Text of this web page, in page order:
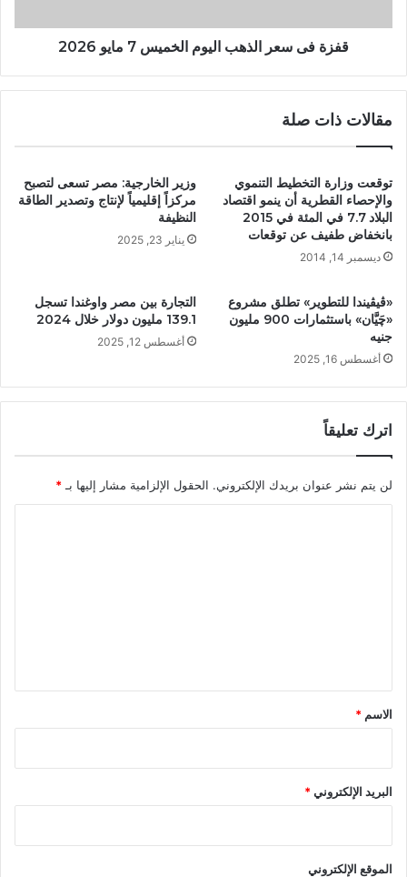
قفزة فى سعر الذهب اليوم الخميس 7 مايو 2026
مقالات ذات صلة
توقعت وزارة التخطيط التنموي
والإحصاء القطرية أن ينمو اقتصاد
البلاد 7.7 في المئة في 2015
بانخفاض طفيف عن توقعات
ديسمبر 14, 2014
وزير الخارجية: مصر تسعى لتصبح
مركزاً إقليمياً لإنتاج وتصدير الطاقة
النظيفة
يناير 23, 2025
«ڤيڤيندا للتطوير» تطلق مشروع
«چَيَّان» باستثمارات 900 مليون
جنيه
أغسطس 16, 2025
التجارة بين مصر واوغندا تسجل
139.1 مليون دولار خلال 2024
أغسطس 12, 2025
اترك تعليقاً
لن يتم نشر عنوان بريدك الإلكتروني. الحقول الإلزامية مشار إليها بـ *
*
الاسم *
البريد الإلكتروني*
الموقع الإلكتروني